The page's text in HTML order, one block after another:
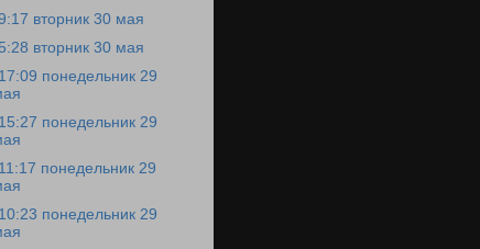
вторник 30 мая
вторник 30 мая
понедельник 29
понедельник 29
понедельник 29
понедельник 29